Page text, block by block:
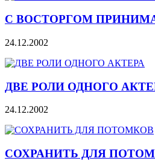
С ВОСТОРГОМ
24.12.2002
ДВЕ РОЛИ ОДНОГО
24.12.2002
СОХРАНИТЬ ДЛЯ